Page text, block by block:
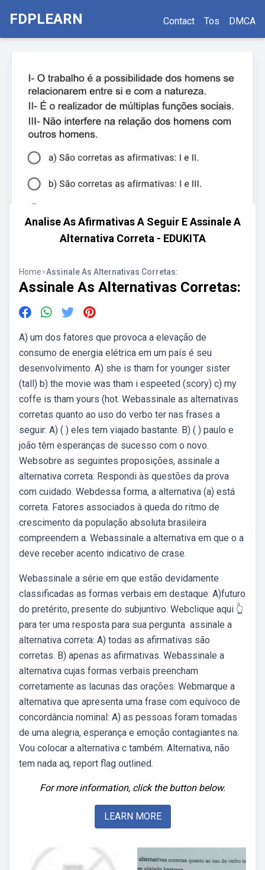
FDPLEARN Contact Tos DMCA
Analise As Afirmativas A Seguir E Assinale A
Alternativa Correta - EDUKITA
Home>Assinale As Alternativas Corretas:
Assinale As Alternativas Corretas:
A) um dos fatores que provoca a elevação de
consumo de energia elétrica em um país é seu
desenvolvimento. A) she is tham for younger sister
(tall) b) the movie was tham i espeeted (scory) c) my
coffe is tham yours (hot. Webassinale as alternativas
corretas quanto ao uso do verbo ter nas frases a
seguir: A) ( ) eles tem viajado bastante. B) ( ) paulo e
joão têm esperanças de sucesso com o novo.
Websobre as seguintes proposições, assinale a
alternativa correta: Respondi às questões da prova
com cuidado. Webdessa forma, a alternativa (a) está
correta. Fatores associados à queda do ritmo de
crescimento da população absoluta brasileira
compreendem a. Webassinale a alternativa em que o a
deve receber acento indicativo de crase.
Webassinale a série em que estão devidamente
classificadas as formas verbais em destaque: A)futuro
do pretérito, presente do subjuntivo. Webclique aqui 👆
para ter uma resposta para sua pergunta ️ assinale a
alternativa correta: A) todas as afirmativas são
corretas. B) apenas as afirmativas. Webassinale a
alternativa cujas formas verbais preencham
corretamente as lacunas das orações: Webmarque a
alternativa que apresenta uma frase com equívoco de
concordância nominal: A) as pessoas foram tomadas
de uma alegria, esperança e emoção contagiantes na.
Vou colocar a alternativa c também. Alternativa, não
tem nada aq, report flag outlined.
For more information, click the button below.
LEARN MORE